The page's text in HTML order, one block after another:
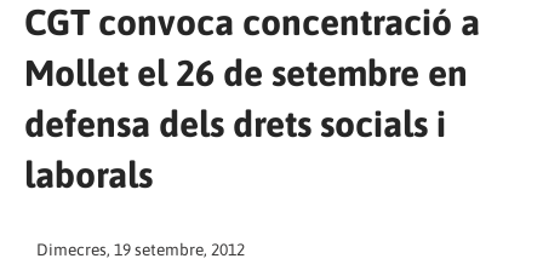
CGT convoca concentració a
Mollet el 26 de setembre en
defensa dels drets socials i
laborals
Dimecres, 19 setembre, 2012